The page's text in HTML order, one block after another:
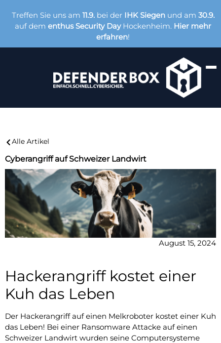
Treffen Sie uns am 11.9.bei der IHK Siegen und am 30.9.
auf dem enthus Security Day Hockenheim. Hier mehr
erfahren!
Alle Artikel
Cyberangriff auf Schweizer Landwirt
August 15, 2024
Hackerangriff kostet einer
Kuh das Leben
Der Hackerangriff auf einen Melkroboter kostet einer Kuh
das Leben! Bei einer Ransomware Attacke auf einen
Schweizer Landwirt wurden seine Computersysteme